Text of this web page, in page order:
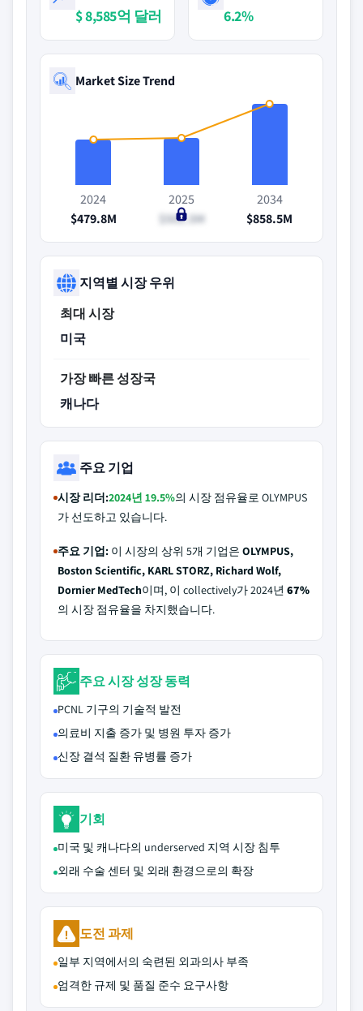
$ 8,585억 달러 6.2%
Market Size Trend
2024
$479.8M
2025
$501.5M
2034
$858.5M
지역별 시장 우위
최대 시장
미국
가장 빠른 성장국
캐나다
주요 기업
시장 리더:2024년 19.5%의 시장 점유율로 OLYMPUS
가 선도하고 있습니다.
주요 기업: 이 시장의 상위 5개 기업은 OLYMPUS,
Boston Scientific, KARL STORZ, Richard Wolf,
Dornier MedTech이며, 이 collectively가 2024년 67%
의 시장 점유율을 차지했습니다.
주요 시장 성장 동력
PCNL 기구의 기술적 발전
의료비 지출 증가 및 병원 투자 증가
신장 결석 질환 유병률 증가
기회
미국 및 캐나다의 underserved 지역 시장 침투
외래 수술 센터 및 외래 환경으로의 확장
도전 과제
일부 지역에서의 숙련된 외과의사 부족
엄격한 규제 및 품질 준수 요구사항